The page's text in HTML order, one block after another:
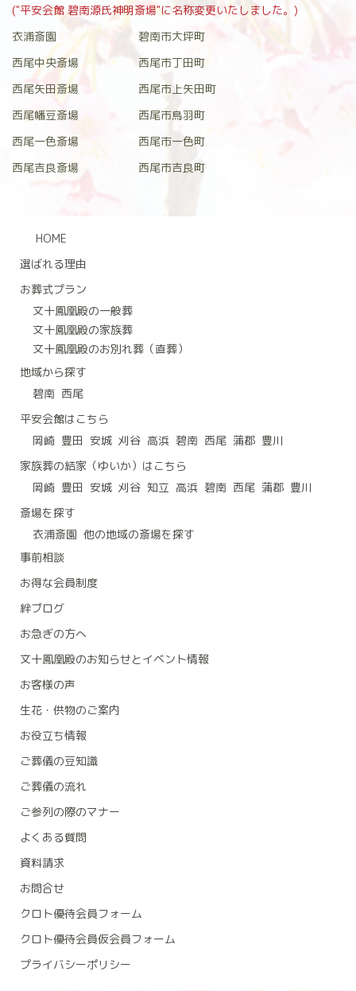
("平安会館 碧南源氏神明斎場"に名称変更いたしました。)
衣浦斎園
碧南市大坪町
西尾中央斎場
西尾市丁田町
西尾矢田斎場
西尾市上矢田町
西尾幡豆斎場
西尾市鳥羽町
西尾一色斎場
西尾市一色町
西尾吉良斎場
西尾市吉良町
HOME
選ばれる理由
お葬式プラン
文十鳳凰殿の一般葬
文十鳳凰殿の家族葬
文十鳳凰殿のお別れ葬（直葬）
地域から探す
碧南 西尾
平安会館はこちら
岡崎 豊田 安城 刈谷 高浜 碧南 西尾 蒲郡 豊川
家族葬の結家（ゆいか）はこちら
岡崎 豊田 安城 刈谷 知立 高浜 碧南 西尾 蒲郡 豊川
斎場を探す
衣浦斎園 他の地域の斎場を探す
事前相談
お得な会員制度
絆ブログ
お急ぎの方へ
文十鳳凰殿のお知らせとイベント情報
お客様の声
生花・供物のご案内
お役立ち情報
ご葬儀の豆知識
ご葬儀の流れ
ご参列の際のマナー
よくある質問
資料請求
お問合せ
クロト優待会員フォーム
クロト優待会員仮会員フォーム
プライバシーポリシー